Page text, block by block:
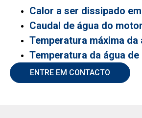
Calor a ser dissipado
Caudal de água do
Temperatura máxima da
Temperatura da água
ENTRE EM CONTACTO